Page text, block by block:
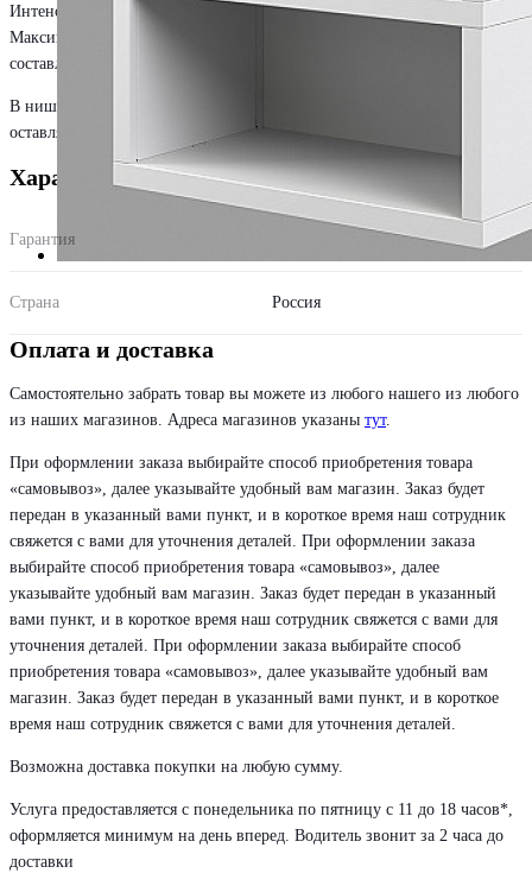
Интенсивность горения регулирует рычажком на топочной дверке.
Максимальная длительность горения на одной закладке дров
составляет до 5 часов.
В нишу снизу печи можно положить дрова. Но не рекомендуем
оставлять их без присмотра во время горения.
Характеристики
Гарантия
Страна Россия
Оплата и доставка
Самостоятельно забрать товар вы можете из любого нашего из любого
из наших магазинов. Адреса магазинов указаны тут.
При оформлении заказа выбирайте способ приобретения товара
«самовывоз», далее указывайте удобный вам магазин. Заказ будет
передан в указанный вами пункт, и в короткое время наш сотрудник
свяжется с вами для уточнения деталей. При оформлении заказа
выбирайте способ приобретения товара «самовывоз», далее
указывайте удобный вам магазин. Заказ будет передан в указанный
вами пункт, и в короткое время наш сотрудник свяжется с вами для
уточнения деталей. При оформлении заказа выбирайте способ
приобретения товара «самовывоз», далее указывайте удобный вам
магазин. Заказ будет передан в указанный вами пункт, и в короткое
время наш сотрудник свяжется с вами для уточнения деталей.
Возможна доставка покупки на любую сумму.
Услуга предоставляется с понедельника по пятницу с 11 до 18 часов*,
оформляется минимум на день вперед. Водитель звонит за 2 часа до
доставки